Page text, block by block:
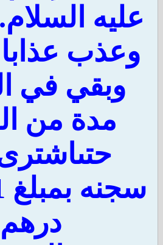
السلام.
عذابا
وبقي في
مدة من
حتىاشترى
درهم.